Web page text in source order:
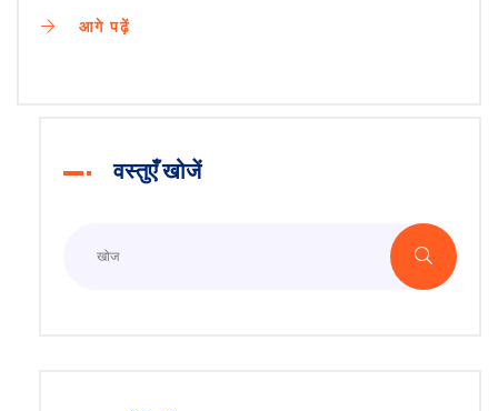
आगे पढ़ें
वस्तुएँ खोजें